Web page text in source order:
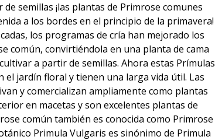
semillas ¡las plantas de Primrose comunes
a los bordes en el principio de la primavera!
los programas de cría han mejorado los
común, convirtiéndola en una planta de cama
a partir de semillas. Ahora estas Prímulas
el jardín floral y tienen una larga vida útil. Las
y comercializan ampliamente como plantas
en macetas y son excelentes plantas de
común también es conocida como Primrose
Primula Vulgaris es sinónimo de Primula